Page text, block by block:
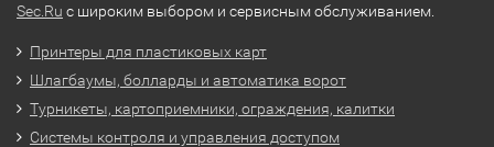
Sec.Ru с широким выбором и сервисным обслуживанием.
Принтеры для пластиковых карт
Шлагбаумы, болларды и автоматика ворот
Турникеты, картоприемники, ограждения, калитки
Системы контроля и управления доступом